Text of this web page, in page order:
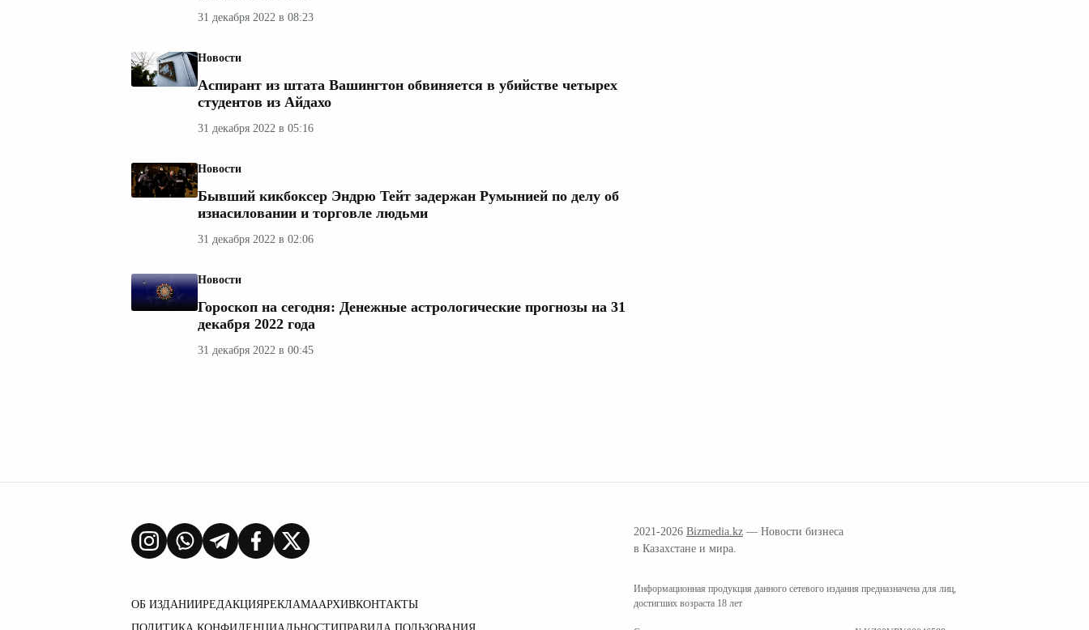
31 декабря 2022 в 08:23
Новости
Аспирант из штата Вашингтон обвиняется в убийстве четырех
студентов из Айдахо
31 декабря 2022 в 05:16
Новости
Бывший кикбоксер Эндрю Тейт задержан Румынией по делу об
изнасиловании и торговле людьми
31 декабря 2022 в 02:06
Новости
Гороскоп на сегодня: Денежные астрологические прогнозы на 31
декабря 2022 года
31 декабря 2022 в 00:45
ОБ ИЗДАНИИРЕДАКЦИЯРЕКЛАМААРХИВКОНТАКТЫ
2021-2026 Bizmedia.kz — Новости бизнеса
в Казахстане и мира.
Информационная продукция данного сетевого издания предназначена для лиц,
достигших возраста 18 лет